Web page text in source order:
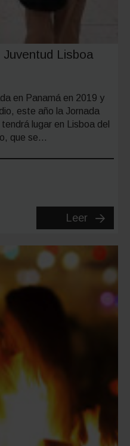
Lisboa
en Panamá en 2019 y
este año la Jornada
lugar en Lisboa del
que se…
Leer
Jornada